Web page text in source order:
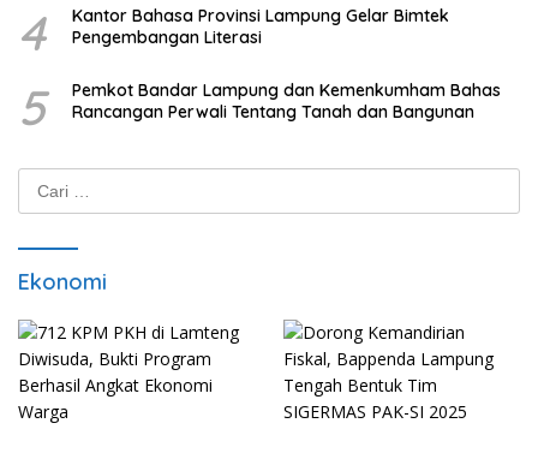
4
Kantor Bahasa Provinsi Lampung Gelar Bimtek
Pengembangan Literasi
5
Pemkot Bandar Lampung dan Kemenkumham Bahas
Rancangan Perwali Tentang Tanah dan Bangunan
Ekonomi